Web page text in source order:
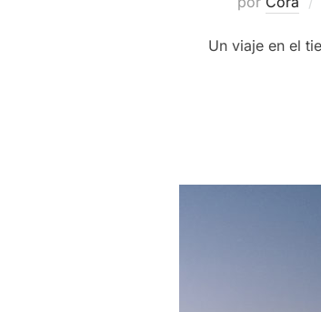
Un viaje en el